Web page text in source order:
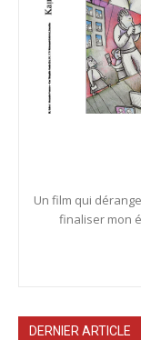
Un film qui
finaliser mon
DERNIER ARTICLE